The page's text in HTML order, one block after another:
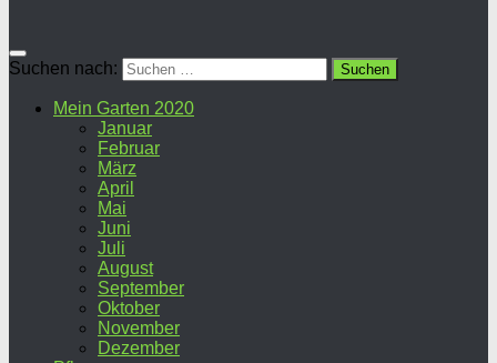
Suchen nach:
Mein Garten 2020
Januar
Februar
März
April
Mai
Juni
Juli
August
September
Oktober
November
Dezember